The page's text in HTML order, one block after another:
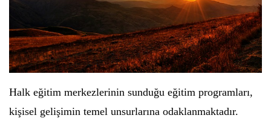
Halk eğitim merkezlerinin sunduğu eğitim programları,
kişisel gelişimin temel unsurlarına odaklanmaktadır.